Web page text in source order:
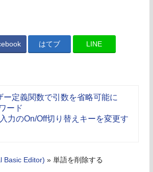
はてブ LINE
ー定義関数で引数を省略可能に
ード
力のOn/Off切り替えキーを変更す
Basic Editor) » 単語を削除する